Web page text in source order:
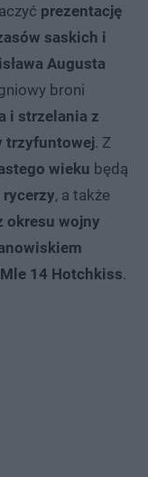
prezentację
saskich i
Augusta
broni
i strzelania z
trzyfuntowej. Z
wieku będą
rycerzy, a także
okresu wojny
14 Hotchkiss.